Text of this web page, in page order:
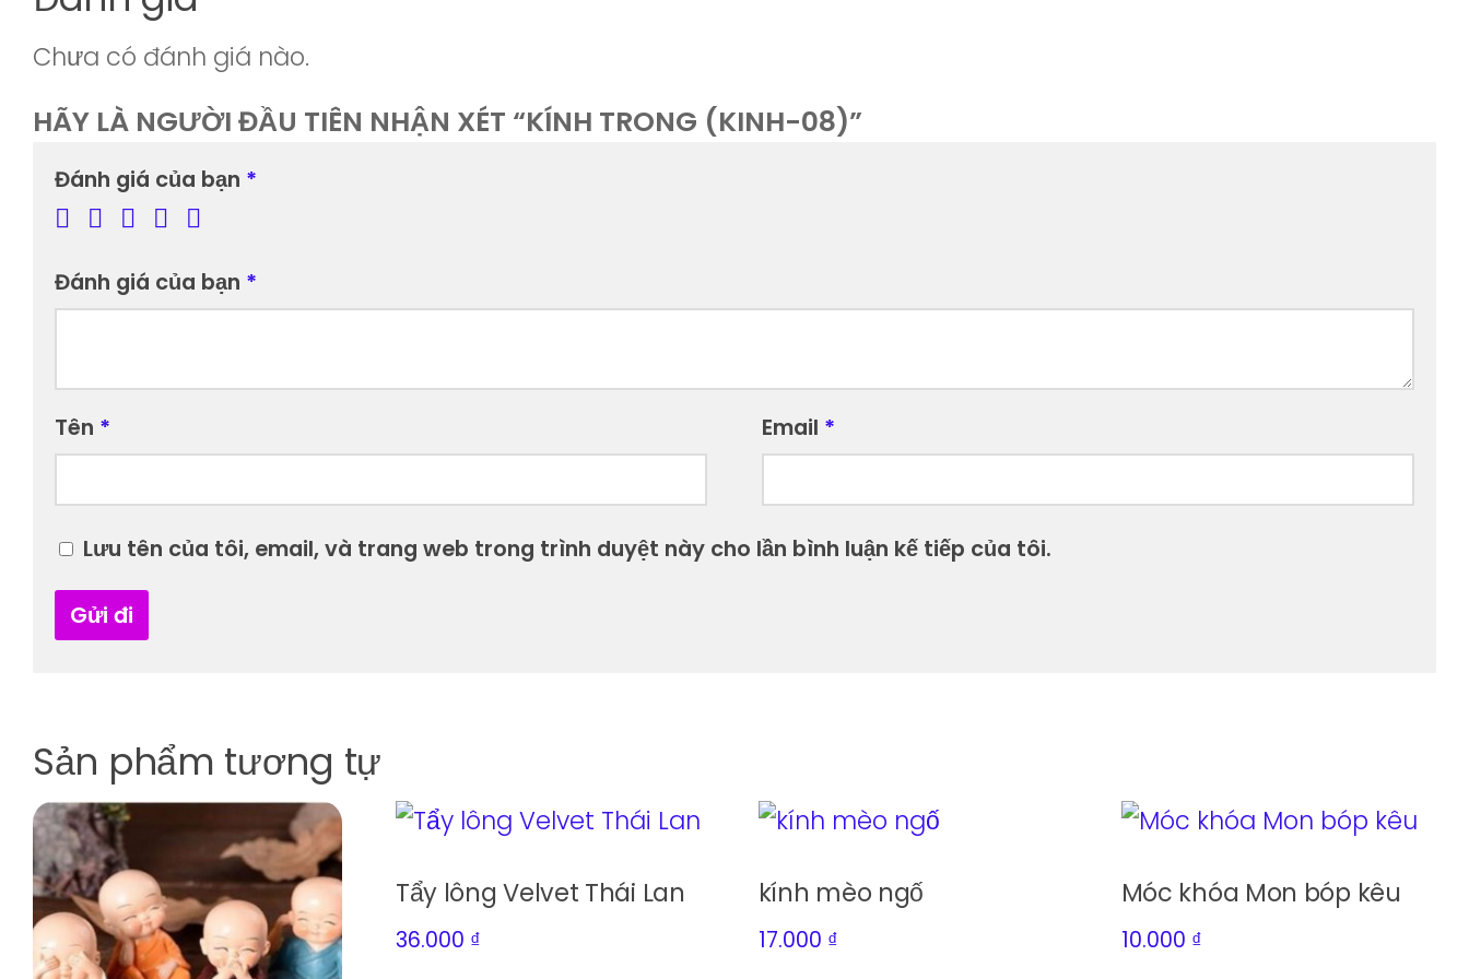
Chưa có đánh giá nào.
HÃY LÀ NGƯỜI ĐẦU TIÊN NHẬN XÉT “KÍNH TRONG (KINH-08)”
Đánh giá của bạn *
Đánh giá của bạn *
Tên * Email *
Lưu tên của tôi, email, và trang web trong trình duyệt này cho lần bình luận kế tiếp của tôi.
Sản phẩm tương tự
Tẩy lông Velvet Thái Lan
36.000 ₫
kính mèo ngố
17.000 ₫
Móc khóa Mon bóp kêu
10.000 ₫